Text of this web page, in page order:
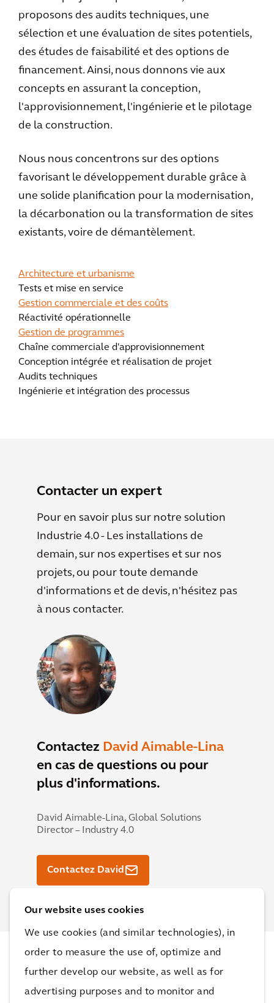
Our website uses cookies
We use cookies (and similar technologies), in
order to measure the use of, optimize and
further develop our website, as well as for
advertising purposes and to monitor and
proposons des audits techniques, une
sélection et une évaluation de sites potentiels,
des études de faisabilité et des options de
financement. Ainsi, nous donnons vie aux
concepts en assurant la conception,
l'approvisionnement, l'ingénierie et le pilotage
de la construction.
Nous nous concentrons sur des options
favorisant le développement durable grâce à
une solide planification pour la modernisation,
la décarbonation ou la transformation de sites
existants, voire de démantèlement.
Architecture et urbanisme
Tests et mise en service
Gestion commerciale et des coûts
Réactivité opérationnelle
Gestion de programmes
Chaîne commerciale d'approvisionnement
Conception intégrée et réalisation de projet
Audits techniques
Ingénierie et intégration des processus
Contacter un expert
Pour en savoir plus sur notre solution
Industrie 4.0 - Les installations de
demain, sur nos expertises et sur nos
projets, ou pour toute demande
d'informations et de devis, n'hésitez pas
à nous contacter.
Contactez David Aimable-Lina
en cas de questions ou pour
plus d'informations.
David Aimable-Lina, Global Solutions
Director – Industry 4.0
Contactez David
Projets